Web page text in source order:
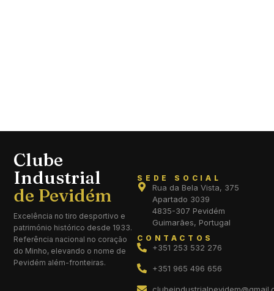
Clube
Industrial
Excelência no tiro desportivo e
património histórico desde 1933.
Referência nacional no coração
do Minho, elevando o nome de
Pevidém além-fronteiras.
SEDE SOCIAL
Rua da Bela Vista, 375
Apartado 3039
4835-307 Pevidém
Guimarães, Portugal
CONTACTOS
+351 253 532 276
+351 965 496 656